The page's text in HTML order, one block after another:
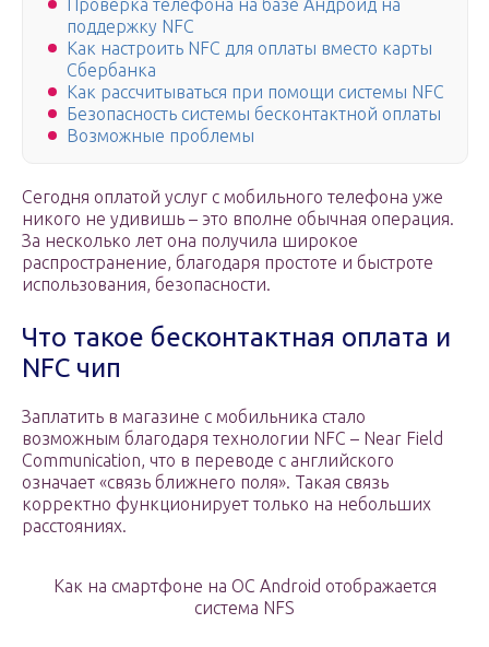
Проверка телефона на базе Андроид на
поддержку NFC
Как настроить NFC для оплаты вместо карты
Сбербанка
Как рассчитываться при помощи системы NFC
Безопасность системы бесконтактной оплаты
Возможные проблемы
Сегодня оплатой услуг с мобильного телефона уже
никого не удивишь – это вполне обычная операция.
За несколько лет она получила широкое
распространение, благодаря простоте и быстроте
использования, безопасности.
Что такое бесконтактная оплата и
NFC чип
Заплатить в магазине с мобильника стало
возможным благодаря технологии NFC – Near Field
Communication, что в переводе с английского
означает «связь ближнего поля». Такая связь
корректно функционирует только на небольших
расстояниях.
Как на смартфоне на ОС Android отображается
система NFS